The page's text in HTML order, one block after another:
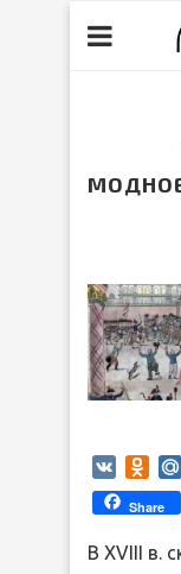
VK
Share
В XVIII в.